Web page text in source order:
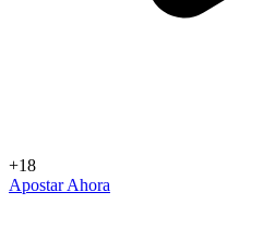
+18
Apostar Ahora